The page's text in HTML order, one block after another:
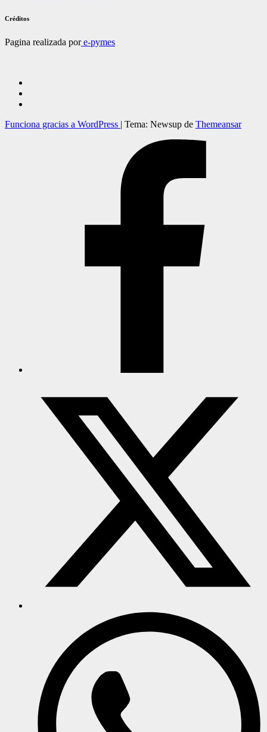
Créditos
Pagina realizada pore-pymes
Funciona gracias a WordPress | Tema: Newsup de Themeansar